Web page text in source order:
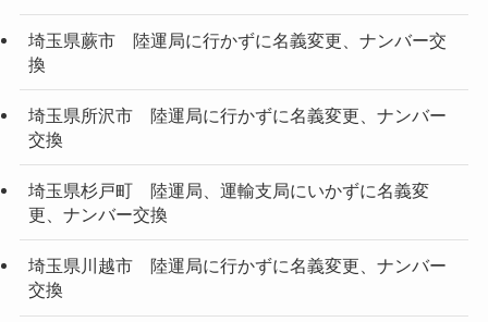
埼玉県蕨市 陸運局に行かずに名義変更、ナンバー交
換
埼玉県所沢市 陸運局に行かずに名義変更、ナンバー
交換
埼玉県杉戸町 陸運局、運輸支局にいかずに名義変
更、ナンバー交換
埼玉県川越市 陸運局に行かずに名義変更、ナンバー
交換